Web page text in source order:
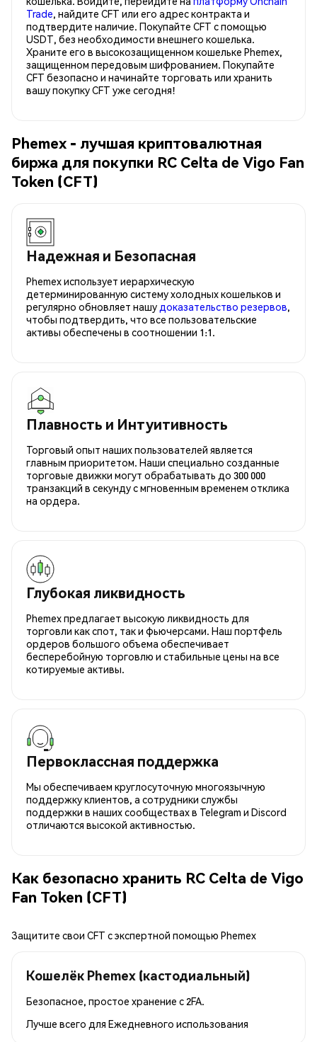
Trade, найдите CFT или его адрес контракта и
подтвердите наличие. Покупайте CFT с помощью
USDT, без необходимости внешнего кошелька.
Храните его в высокозащищенном кошельке Phemex,
защищенном передовым шифрованием. Покупайте
CFT безопасно и начинайте торговать или хранить
вашу покупку CFT уже сегодня!
Phemex - лучшая криптовалютная
биржа для покупки RC Celta de Vigo Fan
Token (CFT)
Надежная и Безопасная
Phemex использует иерархическую
детерминированную систему холодных кошельков и
регулярно обновляет нашу доказательство резервов,
чтобы подтвердить, что все пользовательские
активы обеспечены в соотношении 1:1.
Плавность и Интуитивность
Торговый опыт наших пользователей является
главным приоритетом. Наши специально созданные
торговые движки могут обрабатывать до 300 000
транзакций в секунду с мгновенным временем отклика
на ордера.
Глубокая ликвидность
Phemex предлагает высокую ликвидность для
торговли как спот, так и фьючерсами. Наш портфель
ордеров большого объема обеспечивает
бесперебойную торговлю и стабильные цены на все
котируемые активы.
Первоклассная поддержка
Мы обеспечиваем круглосуточную многоязычную
поддержку клиентов, а сотрудники службы
поддержки в наших сообществах в Telegram и Discord
отличаются высокой активностью.
Как безопасно хранить RC Celta de Vigo
Fan Token (CFT)
Защитите свои CFT с экспертной помощью Phemex
Кошелёк Phemex (кастодиальный)
Безопасное, простое хранение с 2FA.
Лучше всего для Ежедневного использования